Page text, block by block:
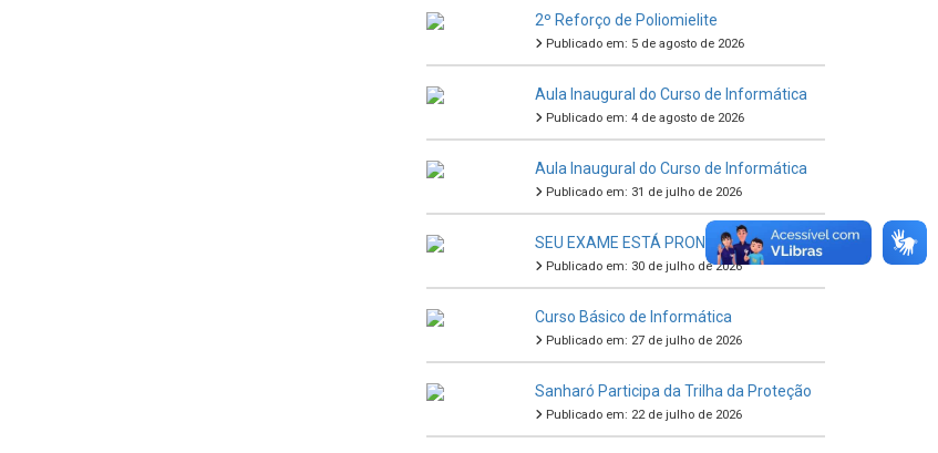
2º Reforço de Poliomielite
Publicado em: 5 de agosto de 2026
Aula Inaugural do Curso de Informática
Publicado em: 4 de agosto de 2026
Aula Inaugural do Curso de Informática
Publicado em: 31 de julho de 2026
SEU EXAME ESTÁ PRONTO
Publicado em: 30 de julho de 2026
Curso Básico de Informática
Publicado em: 27 de julho de 2026
Sanharó Participa da Trilha da Proteção
Publicado em: 22 de julho de 2026